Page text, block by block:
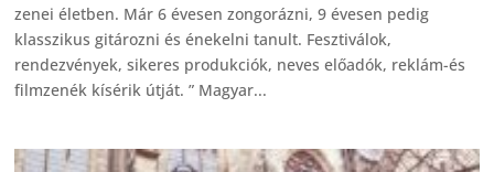
zenei életben. Már 6 évesen zongorázni, 9 évesen pedig
klasszikus gitározni és énekelni tanult. Fesztiválok,
rendezvények, sikeres produkciók, neves előadók, reklám-és
filmzenék kísérik útját. ” Magyar...